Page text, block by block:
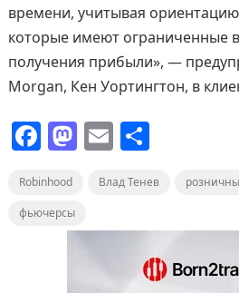
времени, учитывая
которые имеют ограниченные
получения прибыли», —
Morgan, Кен Уортингтон, в
F
c
e
M
st
o
d
E
ai
l
О
п
р
а
в
Robinhood Влад Тенев
фьючерсы